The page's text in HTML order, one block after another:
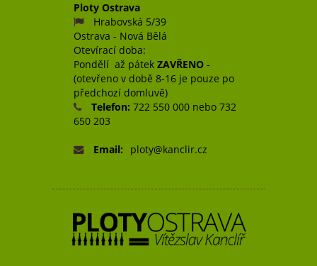
Ploty Ostrava
Hrabovská 5/39
Ostrava - Nová Bělá
Otevírací doba:
Pondělí až pátek ZAVŘENO -
(otevřeno v době 8-16 je pouze po
předchozí domluvě)
Telefon: 722 550 000 nebo 732
650 203
Email: ploty@kanclir.cz